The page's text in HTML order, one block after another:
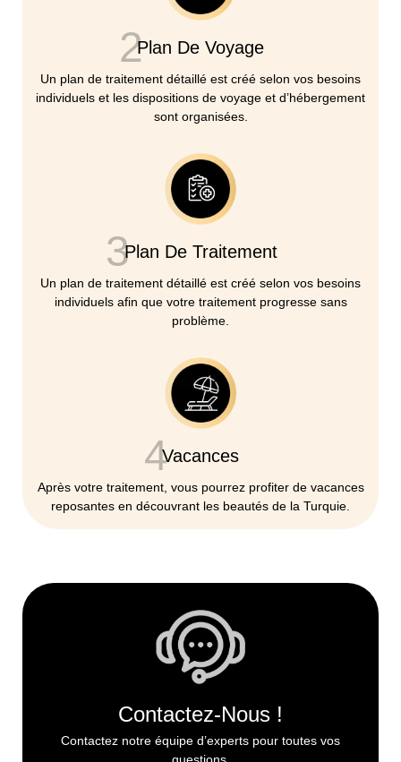
2Plan De Voyage
Un plan de traitement détaillé est créé selon vos besoins
individuels et les dispositions de voyage et d’hébergement
sont organisées.
3Plan De Traitement
Un plan de traitement détaillé est créé selon vos besoins
individuels afin que votre traitement progresse sans
problème.
4Vacances
Après votre traitement, vous pourrez profiter de vacances
reposantes en découvrant les beautés de la Turquie.
Contactez-Nous !
Contactez notre équipe d’experts pour toutes vos